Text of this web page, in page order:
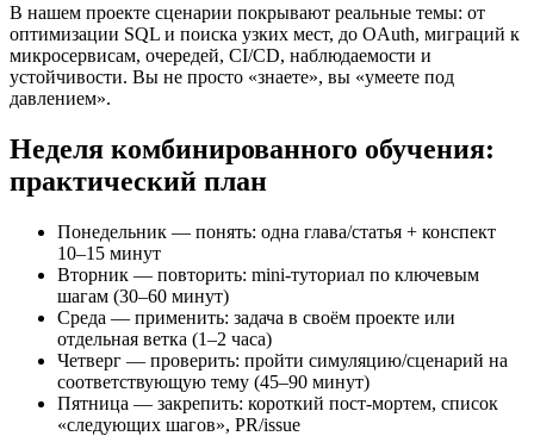
В нашем проекте сценарии покрывают реальные темы: от
оптимизации SQL и поиска узких мест, до OAuth, миграций к
микросервисам, очередей, CI/CD, наблюдаемости и
устойчивости. Вы не просто «знаете», вы «умеете под
давлением».
Неделя комбинированного обучения:
практический план
Понедельник — понять: одна глава/статья + конспект
10–15 минут
Вторник — повторить: mini‑туториал по ключевым
шагам (30–60 минут)
Среда — применить: задача в своём проекте или
отдельная ветка (1–2 часа)
Четверг — проверить: пройти симуляцию/сценарий на
соответствующую тему (45–90 минут)
Пятница — закрепить: короткий пост‑мортем, список
«следующих шагов», PR/issue